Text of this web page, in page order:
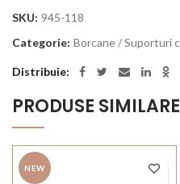
SKU: 945-118
Categorie: Borcane / Suporturi
Distribuie
PRODUSE SIMILARE
NEW